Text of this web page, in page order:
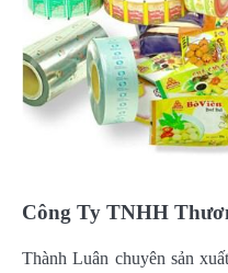
Công Ty TNHH
Thành Luân chuyên sản